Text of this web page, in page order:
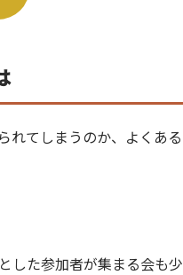
れてしまうのか、よくある
した参加者が集まる会も少